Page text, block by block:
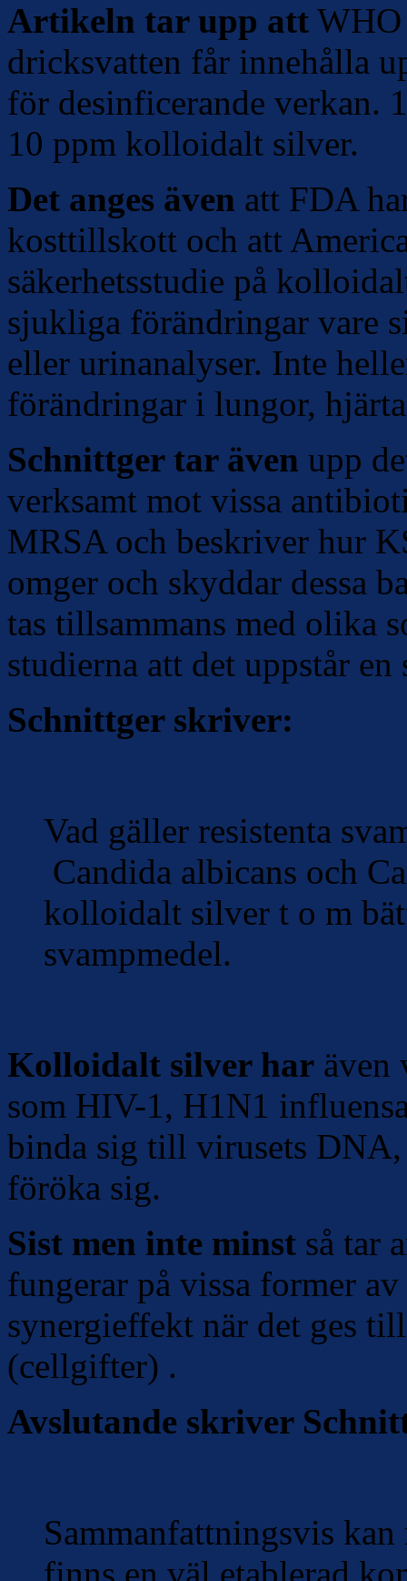
Artikeln tar upp att
dricksvatten får innehålla
för desinficerande verkan.
10 ppm kolloidalt silver.
Det anges även att FDA
kosttillskott och att
säkerhetsstudie på
sjukliga förändringar vare
eller urinanalyser. Inte
förändringar i lungor,
Schnittger tar även upp
verksamt mot vissa
MRSA och beskriver hur
omger och skyddar dessa
tas tillsammans med olika
studierna att det uppstår
Schnittger skriver:
Vad gäller resistenta
Candida albicans och
kolloidalt silver t o m
svampmedel.
Kolloidalt silver har även
som HIV-1, H1N1
binda sig till virusets
föröka sig.
Sist men inte minst så tar
fungerar på vissa former
synergieffekt när det ges
(cellgifter) .
Avslutande skriver
Sammanfattningsvis